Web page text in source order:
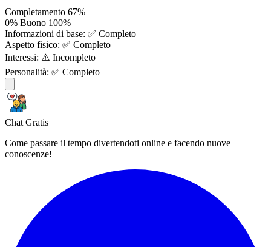
Completamento 67%
0% Buono 100%
Informazioni di base: ✅ Completo
Aspetto fisico: ✅ Completo
Interessi: ⚠️ Incompleto
Personalità: ✅ Completo
Chat Gratis
Come passare il tempo divertendoti online e facendo nuove
conoscenze!